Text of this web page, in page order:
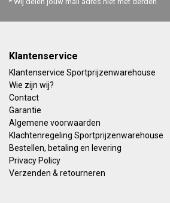
Klantenservice
Klantenservice Sportprijzenwarehouse
Wie zijn wij?
Contact
Garantie
Algemene voorwaarden
Klachtenregeling Sportprijzenwarehouse
Bestellen, betaling en levering
Privacy Policy
Verzenden & retourneren